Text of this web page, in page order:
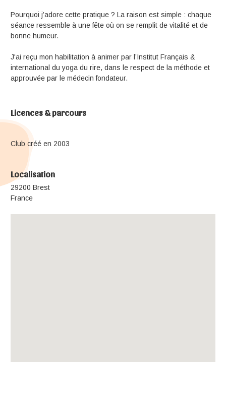
Pourquoi j’adore cette pratique ? La raison est simple : chaque
séance ressemble à une fête où on se remplit de vitalité et de
bonne humeur.
J'ai reçu mon habilitation à animer par l’Institut Français &
international du yoga du rire, dans le respect de la méthode et
approuvée par le médecin fondateur.
Licences & parcours
Club créé en 2003
Localisation
29200 Brest
France